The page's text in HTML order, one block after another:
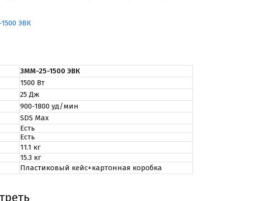
ЭВК
ЗММ-25-1500 ЭВК
1500 Вт
25 Дж
900-1800 уд/мин
SDS Max
Есть
Есть
11.1 кг
15.3 кг
Пластиковый кейс+картонная коробка